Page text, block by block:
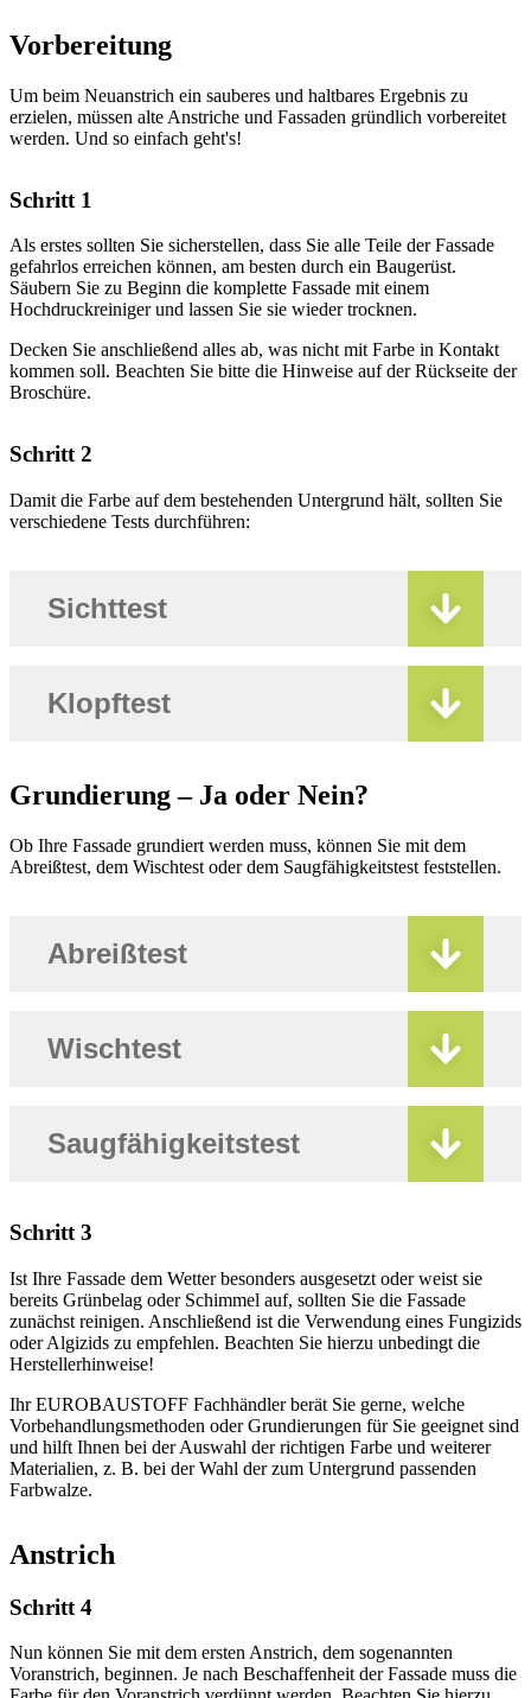
Vorbereitung
Um beim Neuanstrich ein sauberes und haltbares Ergebnis zu
erzielen, müssen alte Anstriche und Fassaden gründlich vorbereitet
werden. Und so einfach geht's!
Schritt 1
Als erstes sollten Sie sicherstellen, dass Sie alle Teile der Fassade
gefahrlos erreichen können, am besten durch ein Baugerüst.
Säubern Sie zu Beginn die komplette Fassade mit einem
Hochdruckreiniger und lassen Sie sie wieder trocknen.
Decken Sie anschließend alles ab, was nicht mit Farbe in Kontakt
kommen soll. Beachten Sie bitte die Hinweise auf der Rückseite der
Broschüre.
Schritt 2
Damit die Farbe auf dem bestehenden Untergrund hält, sollten Sie
verschiedene Tests durchführen:
Sichttest
Klopftest
Grundierung – Ja oder Nein?
Ob Ihre Fassade grundiert werden muss, können Sie mit dem
Abreißtest, dem Wischtest oder dem Saugfähigkeitstest feststellen.
Abreißtest
Wischtest
Saugfähigkeitstest
Schritt 3
Ist Ihre Fassade dem Wetter besonders ausgesetzt oder weist sie
bereits Grünbelag oder Schimmel auf, sollten Sie die Fassade
zunächst reinigen. Anschließend ist die Verwendung eines Fungizids
oder Algizids zu empfehlen. Beachten Sie hierzu unbedingt die
Herstellerhinweise!
Ihr EUROBAUSTOFF Fachhändler berät Sie gerne, welche
Vorbehandlungsmethoden oder Grundierungen für Sie geeignet sind
und hilft Ihnen bei der Auswahl der richtigen Farbe und weiterer
Materialien, z. B. bei der Wahl der zum Untergrund passenden
Farbwalze.
Anstrich
Schritt 4
Nun können Sie mit dem ersten Anstrich, dem sogenannten
Voranstrich, beginnen. Je nach Beschaffenheit der Fassade muss die